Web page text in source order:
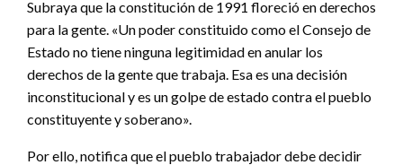
Subraya que la constitución de 1991 floreció en derechos
para la gente. «Un poder constituido como el Consejo de
Estado no tiene ninguna legitimidad en anular los
derechos de la gente que trabaja. Esa es una decisión
inconstitucional y es un golpe de estado contra el pueblo
constituyente y soberano».
Por ello, notifica que el pueblo trabajador debe decidir